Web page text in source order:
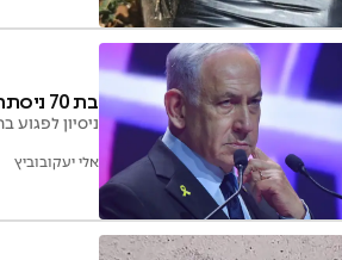
בת 70 ניסתה להתנקש בראש הממשלה נתניהו
ניסיון
אלי יעקובוביץ